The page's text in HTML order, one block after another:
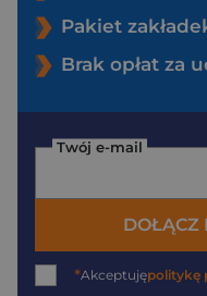
Pakiet
Brak opłat za
Twój e-mail
DOŁĄCZ
*Akceptujępolitykę